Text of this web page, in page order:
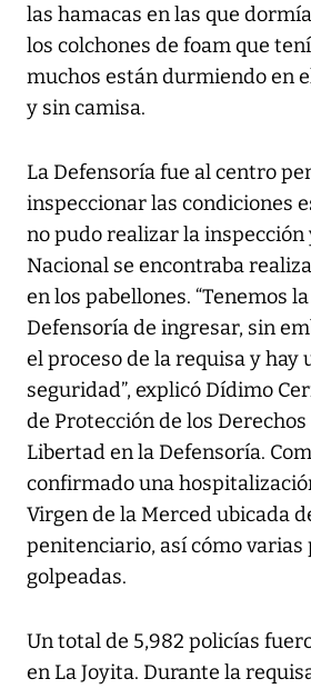
las hamacas en las que
los colchones de foam que
muchos están durmiendo en
y sin camisa.
La Defensoría fue al centro
inspeccionar las condiciones
no pudo realizar la inspección
Nacional se encontraba
en los pabellones. “Tenemos
Defensoría de ingresar, sin
el proceso de la requisa y hay
seguridad”, explicó Dídimo
de Protección de los
Libertad en la Defensoría.
confirmado una
Virgen de la Merced ubicada
penitenciario, así cómo varias
golpeadas.
Un total de 5,982 policías
en La Joyita. Durante la